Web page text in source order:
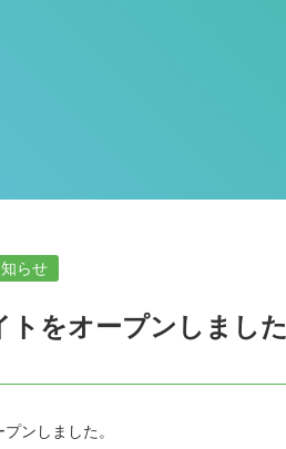
らせ
トをオープンしました
ンしました。